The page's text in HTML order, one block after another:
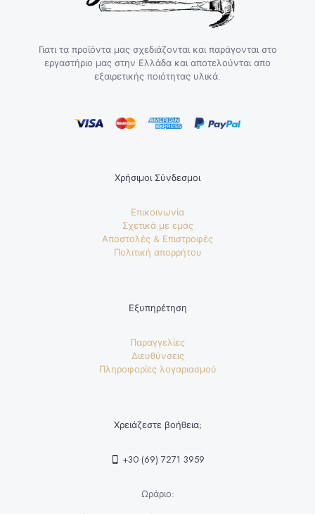
Γιατι τα προϊόντα μας σχεδιάζονται και παράγονται στο
εργαστήριο μας στην Ελλάδα και αποτελούνται απο
εξαιρετικής ποιότητας υλικά.
Χρήσιμοι Σύνδεσμοι
Επικοινωνία
Σχετικά με εμάς
Αποστολές & Επιστροφές
Πολιτική απορρήτου
Εξυπηρέτηση
Παραγγελίες
Διευθύνσεις
Πληροφορίες λογαριασμού
Χρειάζεστε βοήθεια;
+30 (69) 7271 3959
Ωράριο: